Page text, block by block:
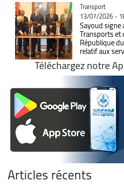
Catégorie
Transport
13/07/2026 -
Sayoud signe
Transports et
République
relatif aux
Téléchargez notre
Articles récents